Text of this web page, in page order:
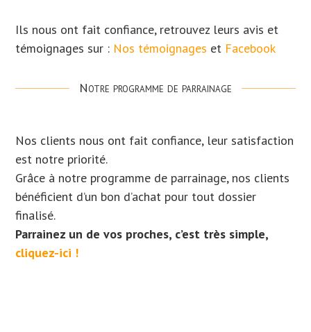
Ils nous ont fait confiance, retrouvez leurs avis et
témoignages sur : Nos témoignages et Facebook
Notre programme de parrainage
Nos clients nous ont fait confiance, leur satisfaction
est notre priorité.
Grâce à notre programme de parrainage, nos clients
bénéficient d’un bon d’achat pour tout dossier
finalisé.
Parrainez un de vos proches, c’est très simple,
cliquez-ici !